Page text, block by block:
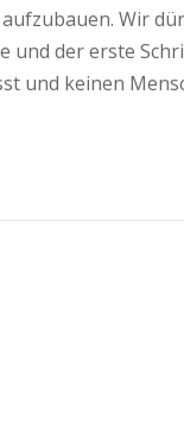
Wir
der erste
und keinen